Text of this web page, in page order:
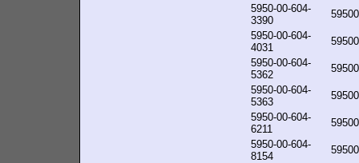
5950-00-604-
3390
5950-00-604-
4031
5950-00-604-
5362
5950-00-604-
5363
5950-00-604-
6211
5950-00-604-
8154